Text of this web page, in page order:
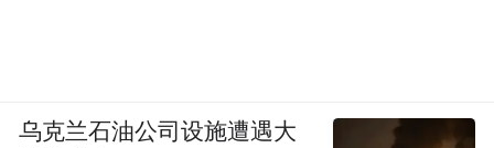
乌克兰石油公司设施遭遇大